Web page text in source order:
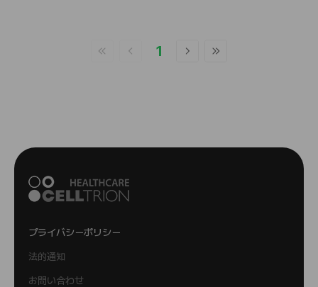
1
プライバシーポリシー
法的通知
お問い合わせ